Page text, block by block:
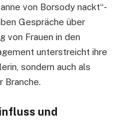
von Borsody nackt“-
Gespräche über
von Frauen in den
unterstreicht ihre
sondern auch als
Branche.
und